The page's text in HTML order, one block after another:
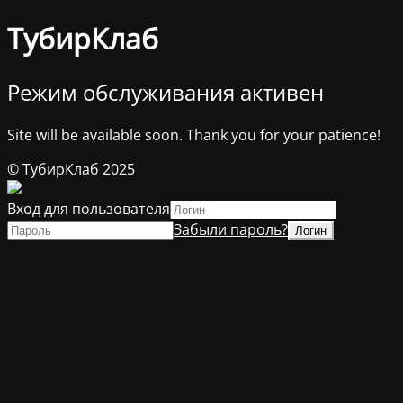
ТубирКлаб
Режим обслуживания активен
Site will be available soon. Thank you for your patience!
© ТубирКлаб 2025
Вход для пользователя
Забыли пароль?